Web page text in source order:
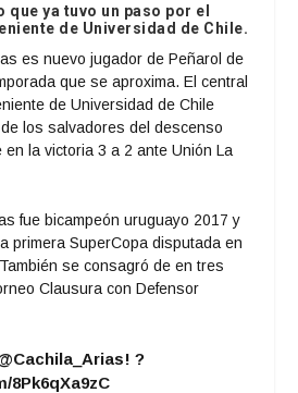
que ya tuvo un paso por el
de Universidad de Chile.
es nuevo jugador de Peñarol de
que se aproxima. El central
de Universidad de Chile
los salvadores del descenso
en la victoria 3 a 2 ante Unión La
fue bicampeón uruguayo 2017 y
primera SuperCopa disputada en
se consagró de en tres
Clausura con Defensor
! ?